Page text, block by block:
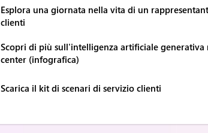
Esplora una giornata nella vita di un
clienti
Scopri di più sull'intelligenza artificiale generativa
center (infografica)
Scarica il kit di scenari di servizio clienti